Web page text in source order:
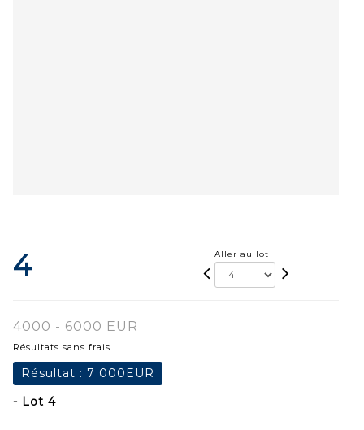
4 Aller au lot
4000 - 6000 EUR
Résultats sans frais
Résultat : 7 000EUR
- Lot 4